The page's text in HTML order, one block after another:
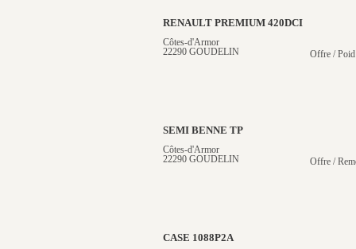
RENAULT PREMIUM 420DCI
Côtes-d'Armor
22290 GOUDELIN
Offre /
SEMI BENNE TP
Côtes-d'Armor
22290 GOUDELIN
Offre /
CASE 1088P2A